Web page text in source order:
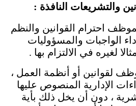
والتشريعات النافذة :
احترام القوانين والنظم
الواجبات والمسؤوليات
لغيره في الالتزام بها .
لقوانين أو أنظمة العمل ،
الإدارية المنصوص عليها
، دون أن يخل ذلك بأية